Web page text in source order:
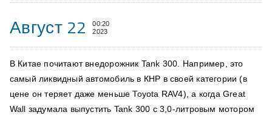
Август 22
00:20
2023
В Китае почитают внедорожник Tank 300. Например, это
самый ликвидный автомобиль в КНР в своей категории (в
цене он теряет даже меньше Toyota RAV4), а когда Great
Wall задумала выпустить Tank 300 с 3,0-литровым мотором